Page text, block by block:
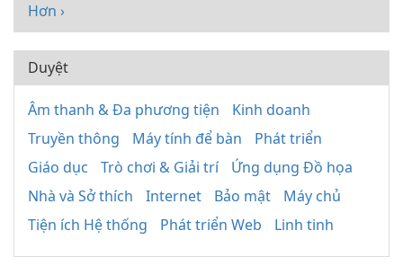
Hơn ›
Duyệt
Âm thanh & Đa phương tiện
Kinh doanh
Truyền thông
Máy tính để bàn
Phát triển
Giáo dục
Trò chơi & Giải trí
Ứng dụng Đồ họa
Nhà và Sở thích
Internet Bảo mật
Máy chủ
Tiện ích Hệ thống
Phát triển Web Linh tinh